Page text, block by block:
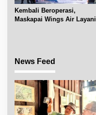
Kembali Beroperasi,
Maskapai Wings Air Layani
News Feed